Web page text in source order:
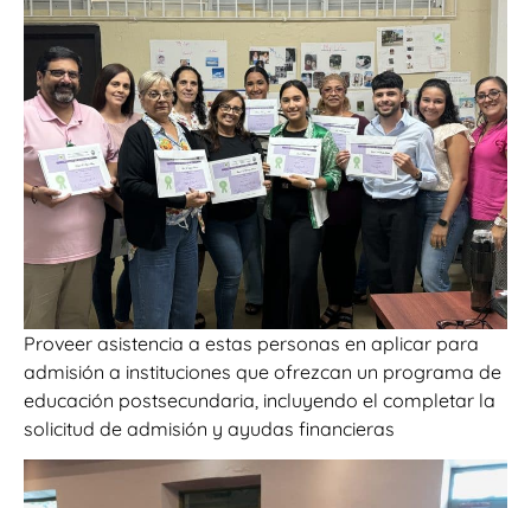
Proveer asistencia a estas personas en aplicar para
admisión a instituciones que ofrezcan un programa de
educación postsecundaria, incluyendo el completar la
solicitud de admisión y ayudas financieras